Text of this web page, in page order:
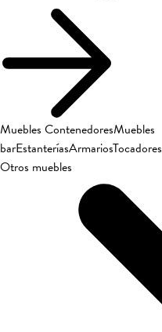
Muebles ContenedoresMuebles
barEstanteríasArmariosTocadores
Otros muebles